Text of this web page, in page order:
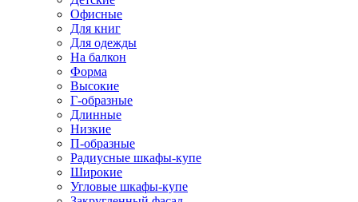
Офисные
Для книг
Для одежды
На балкон
Форма
Высокие
Г-образные
Длинные
Низкие
П-образные
Радиусные шкафы-купе
Широкие
Угловые шкафы-купе